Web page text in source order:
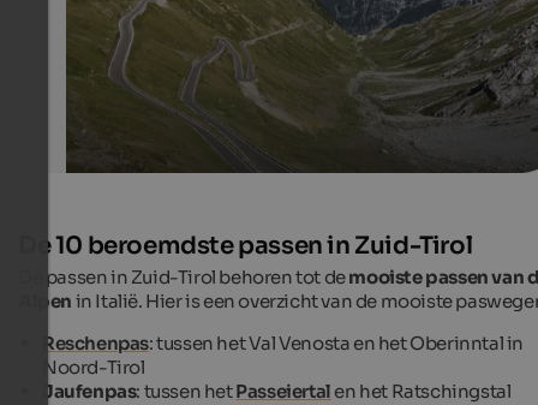
De 10 beroemdste passen in Zuid-Tirol
De passen in Zuid-Tirol behoren tot demooiste passen van
Alpen in Italië. Hier is een overzicht van de mooiste
Reschenpas: tussen het Val Venosta en het Oberinntal in
Noord-Tirol
Jaufenpas: tussen hetPasseiertal en het Ratschingstal